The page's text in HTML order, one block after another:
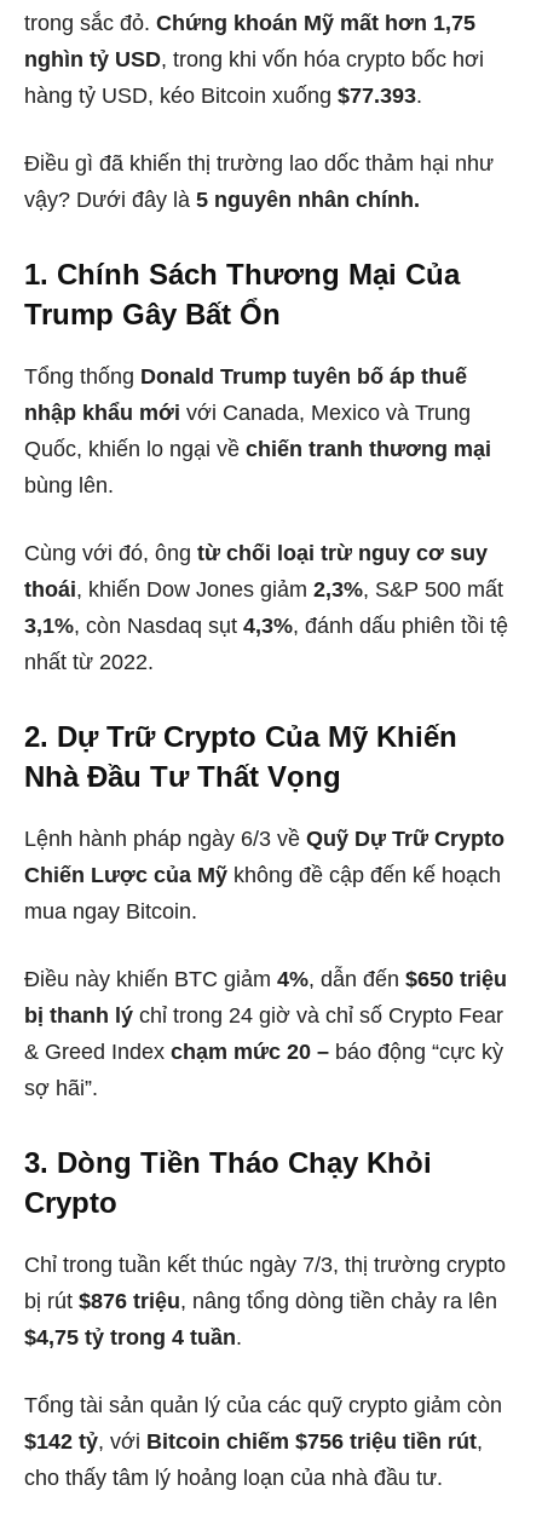
trong sắc đỏ. Chứng khoán Mỹ mất hơn 1,75
nghìn tỷ USD, trong khi vốn hóa crypto bốc hơi
hàng tỷ USD, kéo Bitcoin xuống $77.393.
Điều gì đã khiến thị trường lao dốc thảm hại như
vậy? Dưới đây là 5 nguyên nhân chính.
1. Chính Sách Thương Mại Của
Trump Gây Bất Ổn
Tổng thống Donald Trump tuyên bố áp thuế
nhập khẩu mới với Canada, Mexico và Trung
Quốc, khiến lo ngại về chiến tranh thương mại
bùng lên.
Cùng với đó, ông từ chối loại trừ nguy cơ suy
thoái, khiến Dow Jones giảm 2,3%, S&P 500 mất
3,1%, còn Nasdaq sụt 4,3%, đánh dấu phiên tồi tệ
nhất từ 2022.
2. Dự Trữ Crypto Của Mỹ Khiến
Nhà Đầu Tư Thất Vọng
Lệnh hành pháp ngày 6/3 về Quỹ Dự Trữ Crypto
Chiến Lược của Mỹ không đề cập đến kế hoạch
mua ngay Bitcoin.
Điều này khiến BTC giảm 4%, dẫn đến $650 triệu
bị thanh lý chỉ trong 24 giờ và chỉ số Crypto Fear
& Greed Index chạm mức 20 – báo động “cực kỳ
sợ hãi”.
3. Dòng Tiền Tháo Chạy Khỏi
Crypto
Chỉ trong tuần kết thúc ngày 7/3, thị trường crypto
bị rút $876 triệu, nâng tổng dòng tiền chảy ra lên
$4,75 tỷ trong 4 tuần.
Tổng tài sản quản lý của các quỹ crypto giảm còn
$142 tỷ, với Bitcoin chiếm $756 triệu tiền rút,
cho thấy tâm lý hoảng loạn của nhà đầu tư.